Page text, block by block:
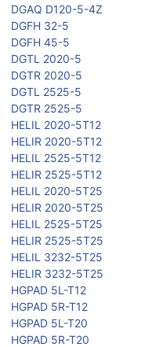
DGAQ D120-5-4Z
DGFH 32-5
DGFH 45-5
DGTL 2020-5
DGTR 2020-5
DGTL 2525-5
DGTR 2525-5
HELIL 2020-5T12
HELIR 2020-5T12
HELIL 2525-5T12
HELIR 2525-5T12
HELIL 2020-5T25
HELIR 2020-5T25
HELIL 2525-5T25
HELIR 2525-5T25
HELIL 3232-5T25
HELIR 3232-5T25
HGPAD 5L-T12
HGPAD 5R-T12
HGPAD 5L-T20
HGPAD 5R-T20